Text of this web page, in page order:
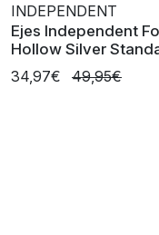
INDEPENDENT
Ejes Independent
Hollow Silver
34,97€
49,95€